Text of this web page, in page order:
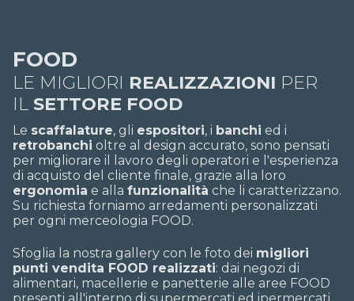
FOOD
LE MIGLIORI REALIZZAZIONI PER
IL SETTORE FOOD
Le scaffalature, gli espositori, i banchi ed i
retrobanchi oltre al design accurato, sono pensati
per migliorare il lavoro degli operatori e l'esperienza
di acquisto del cliente finale, grazie alla loro
ergonomia e alla funzionalità che li caratterizzano.
Su richiesta forniamo arredamenti personalizzati
per ogni merceologia FOOD.
Sfoglia la nostra gallery con le foto dei migliori
punti vendita FOOD realizzati: dai negozi di
alimentari, macellerie e panetterie alle aree FOOD